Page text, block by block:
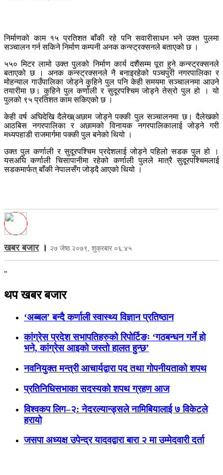
निर्माणको काम १५ प्रतिशत बाँकी रहे पनि सवारीसाधन भने उक्त पुलमा
सञ्चालन गर्न सकिने निर्माण कम्पनी अनक कन्स्ट्रक्सनले बताएको छ ।
५५० मिटर लामो उक्त पुलको निर्माण कार्य दशैंसम्म पूरा हुने कन्स्ट्रक्सनले
बताएको छ । अनक कन्स्ट्रक्सनले नै बनाइरहेको पञ्चपुरी नगरपालिका र
मोहन्याल गाउँपालिका जोड्ने कुहिने पुल पनि केही समयमा सञ्चालनमा आउने
तयारीमा छ। कुहिने पुल कर्णाली र सुदूरपश्चिम जोड्ने तेस्रो पुल हो । यो
पुलको ९५ प्रतिशत काम सकिएको छ ।
केही वर्ष अघिदेखि दैलेख(अछाम जोड्ने पक्की पुल सञ्चालनमा छ। दैलेखको
आठबिस नगरपालिका र अछामको विनायक नगरपालिकालाई जोड्ने गरी
मध्यपहाडी राजमार्गमा पक्की पुल बनेको थियो ।
उक्त पुल कर्णाली र सुदूरपश्चिम प्रदेशलाई जोड्ने पहिलो सडक पुल हो ।
यसअघि कर्णाली चिसापानीमा रहेको कर्णाली पुलले मात्रै सुदूरपश्चिमलाई
सडकमार्फत् बाँकी नेपालसँग जोड्दै आएको थियो ।
खबर बजार। २७ जेष्ठ २०७९, शुक्रबार ०६:४५
"
थप खबर बजार
‘अब्बल’ बन्दै कर्णाली स्वास्थ्य विज्ञान प्रतिष्ठान
कांग्रेस प्रदेश सभापतिहरुको रिपोर्टिङः ‘गठबन्धन गर्ने हो
भने, कांग्रेस आइको जस्तो हालत हुन्छ’
नवनियुक्त मन्त्री आचार्यद्वारा पद तथा गोपनीयताको शपथ
प्रतिनिधिसभाका सदस्यको शपथ ग्रहण आज
विश्वकप लिग–२: नेदरल्यान्ड्सले नामिबियालाई ७ विकेटले
हरायो
जसपा अध्यक्ष उपेन्द्र यादवद्वारा बारा २ मा उम्मेदवारी दर्ता